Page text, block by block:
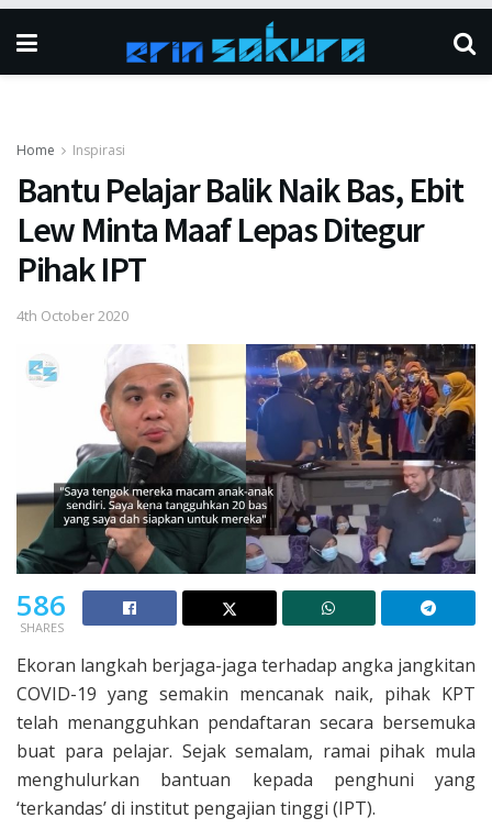
Home Inspirasi
Bantu Pelajar Balik Naik Bas, Ebit
Lew Minta Maaf Lepas Ditegur
Pihak IPT
4th October 2020
586
SHARES
Ekoran langkah berjaga-jaga terhadap angka jangkitan
COVID-19 yang semakin mencanak naik, pihak KPT
telah menangguhkan pendaftaran secara bersemuka
buat para pelajar. Sejak semalam, ramai pihak mula
menghulurkan bantuan kepada penghuni yang
‘terkandas’ di institut pengajian tinggi (IPT).